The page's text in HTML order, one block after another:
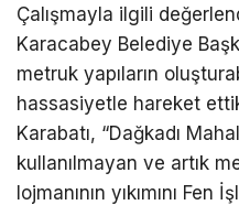
Çalışmayla ilgili
Karacabey Belediye
metruk yapıların
hassasiyetle hareket
Karabatı, “Dağkadı
kullanılmayan ve artık
lojmanının yıkımını